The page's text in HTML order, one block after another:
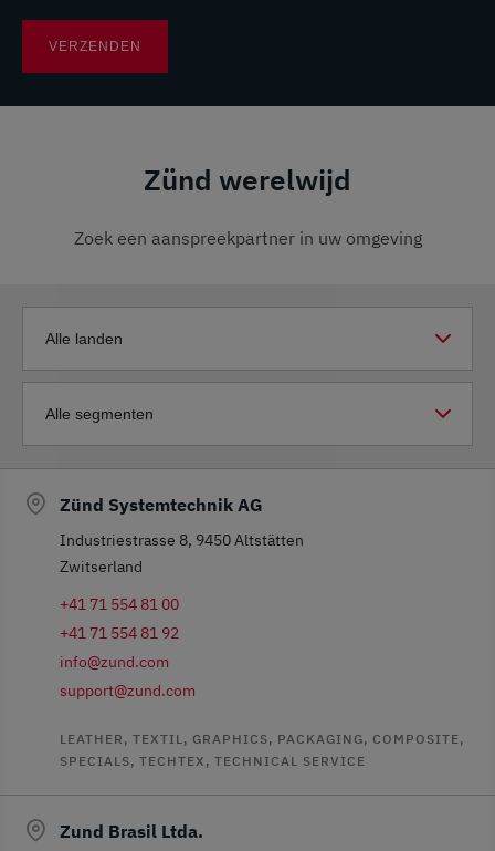
Zünd werelwijd
Zoek een aanspreekpartner in uw omgeving
Zünd Systemtechnik AG
Industriestrasse 8, 9450 Altstätten
Zwitserland
+41 71 554 81 00
+41 71 554 81 92
info@zund.com
support@zund.com
LEATHER, TEXTIL, GRAPHICS, PACKAGING, COMPOSITE,
SPECIALS, TECHTEX, TECHNICAL SERVICE
Zund Brasil Ltda.